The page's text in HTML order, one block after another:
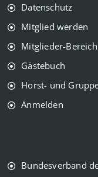
Datenschutz
Mitglied werden
Mitglieder-Bereich
Gästebuch
Horst- und
Anmelden
Bundesverband